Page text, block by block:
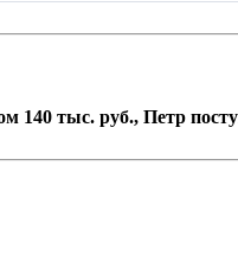
140 тыс. руб., Петр